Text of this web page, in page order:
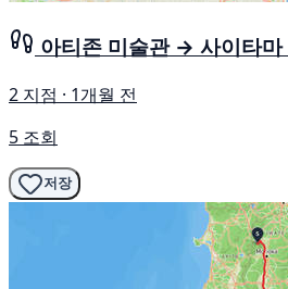
아티존 미술관 → 사이타마
2 지점 · 1개월 전
5 조회
저장